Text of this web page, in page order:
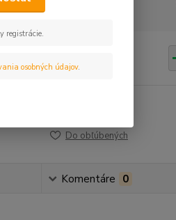
0,18 €
Do obľúbených
Komentáre 0
registrácie.
osobných údajov.